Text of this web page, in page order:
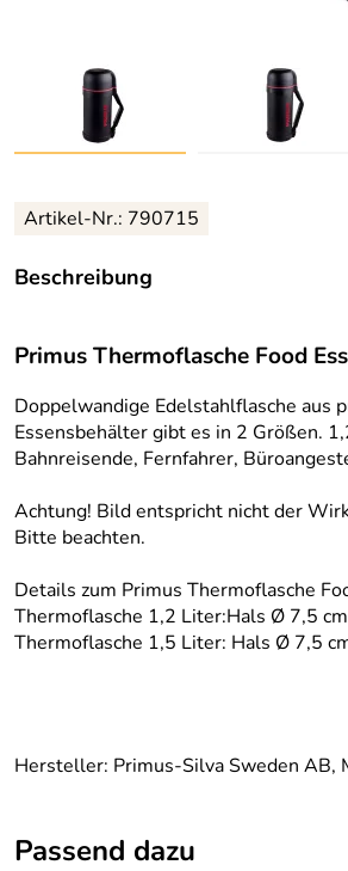
Artikel-Nr.: 790715
Beschreibung
Primus Thermoflasche Food
Doppelwandige Edelstahlflasche aus
Essensbehälter gibt es in 2 Größen.
Bahnreisende, Fernfahrer,
Achtung! Bild entspricht nicht der
Bitte beachten.
Details zum Primus Thermoflasche
Thermoflasche 1,2 Liter:Hals Ø 7,5
Thermoflasche 1,5 Liter: Hals Ø 7,5
Hersteller: Primus-Silva Sweden AB,
Passend dazu